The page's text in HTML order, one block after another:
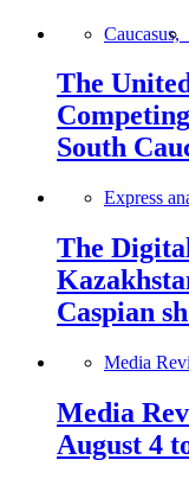
Caucasus,
The
South
Express
The
Caspian
Media
Media
August 4